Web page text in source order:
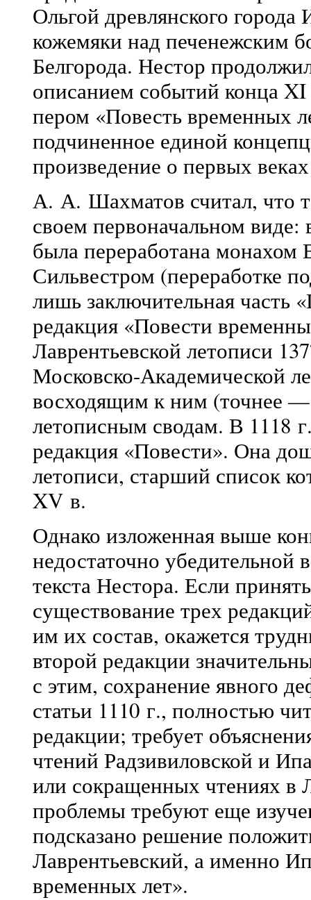
Ольгой древлянского
кожемяки над печенежским
Белгорода. Нестор
описанием событий конца
пером «Повесть временных
подчиненное единой
произведение о первых
А. А. Шахматов считал, что
своем первоначальном
была переработана
Сильвестром (переработке
лишь заключительная часть
редакция «Повести
Лаврентьевской летописи
Московско-Академической
восходящим к ним (точнее
летописным сводам. В 1118
редакция «Повести». Она
летописи, старший список
XV в.
Однако изложенная выше
недостаточно убедительной
текста Нестора. Если
существование трех
им их состав, окажется
второй редакции
с этим, сохранение явного
статьи 1110 г., полностью
редакции; требует
чтений Радзивиловской и
или сокращенных чтениях в
проблемы требуют еще
подсказано решение
Лаврентьевский, а именно
временных лет».